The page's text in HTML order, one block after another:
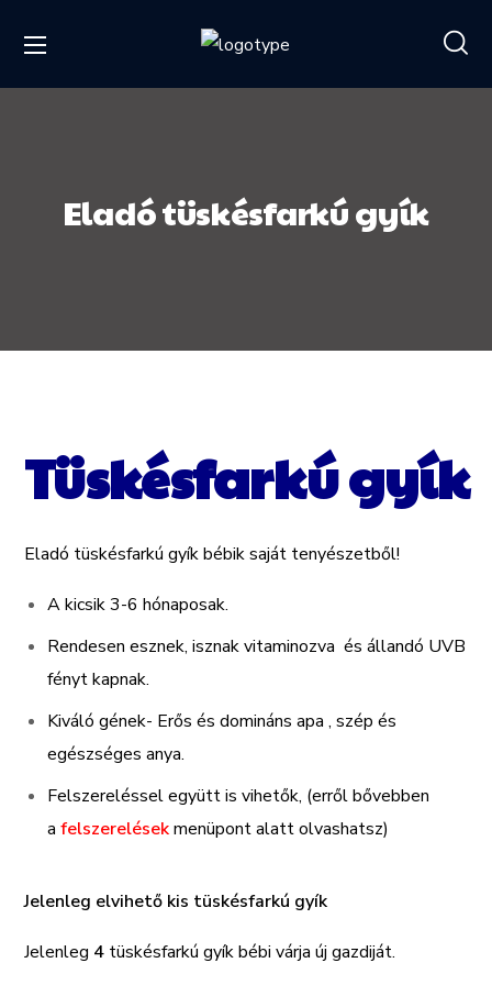
Eladó tüskésfarkú gyík
Tüskésfarkú gyík
Eladó tüskésfarkú gyík bébik saját tenyészetből!
A kicsik 3-6 hónaposak.
Rendesen esznek, isznak vitaminozva és állandó UVB
fényt kapnak.
Kiváló gének- Erős és domináns apa , szép és
egészséges anya.
Felszereléssel együtt is vihetők, (erről bővebben
a felszerelésekmenüpont alatt olvashatsz)
Jelenleg elvihető kis tüskésfarkú gyík
Jelenleg 4 tüskésfarkúgyík bébi várja új gazdiját.